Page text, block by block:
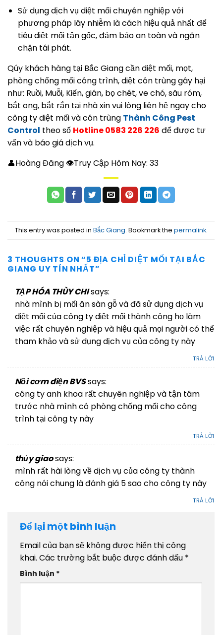
Sử dụng dịch vụ diệt mối chuyên nghiệp với
phương pháp lây nhiễm là cách hiệu quả nhất để
tiêu diệt mối tận gốc, đảm bảo an toàn và ngăn
chặn tái phát.
Qúy khách hàng tại Bắc Giang cần diệt mối, mọt,
phòng chống mối công trình, diệt côn trùng gây hại
như: Ruồi, Muỗi, Kiến, gián, bọ chét, ve chó, sâu róm,
bắt ong, bắt rắn tại nhà xin vui lòng liên hệ ngay cho
công ty diệt mối và côn trùng Thành Công Pest
Control theo số Hotline 0583 226 226 để được tư
vấn và báo giá dịch vụ.
👤Hoàng Đăng 👁Truy Cập Hôm Nay: 33
This entry was posted in Bắc Giang. Bookmark the permalink.
3 THOUGHTS ON “5 ĐỊA CHỈ DIỆT MỐI TẠI BẮC
GIANG UY TÍN NHẤT”
TẠP HÓA THÙY CHIsays:
nhà mình bị mối ăn sàn gỗ và đã sử dụng dịch vụ
diệt mối của công ty diệt mối thành công họ làm
việc rất chuyên nghiệp và hiệu quả mọi người có thể
tham khảo và sử dụng dịch vụ của công ty này
TRẢ LỜI
Nồi cơm điện BVSsays:
công ty anh khoa rất chuyên nghiệp và tận tâm
trước nhà mình có phòng chống mối cho công
trình tại công ty này
TRẢ LỜI
thủy giaosays:
mình rất hài lòng về dịch vụ của công ty thành
công nói chung là đánh giá 5 sao cho công ty này
TRẢ LỜI
Để lại một bình luận
Email của bạn sẽ không được hiển thị công
khai. Các trường bắt buộc được đánh dấu *
Bình luận *